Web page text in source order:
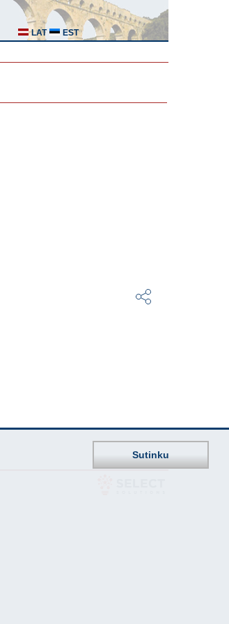
LAT EST
Sutinku